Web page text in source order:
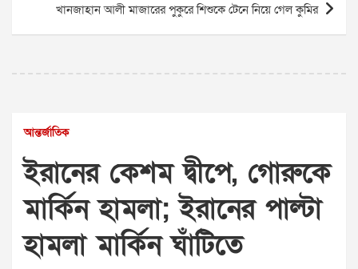
খানজাহান আলী মাজারের পুকুরে শিশুকে টেনে নিয়ে গেল কুমির
আন্তর্জাতিক
ইরানের কেশম দ্বীপে, গোরুকে
মার্কিন হামলা; ইরানের পাল্টা
হামলা মার্কিন ঘাঁটিতে